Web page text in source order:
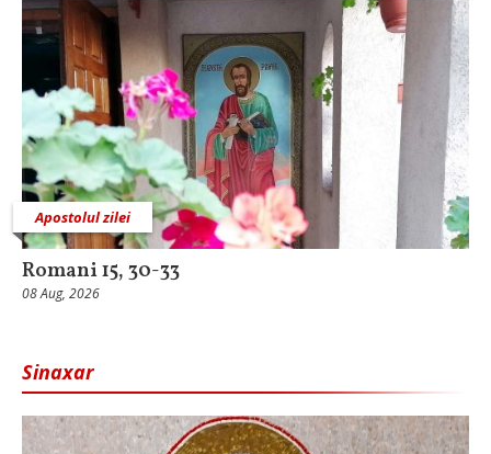
Apostolul zilei
Romani 15, 30-33
08 Aug, 2026
Sinaxar